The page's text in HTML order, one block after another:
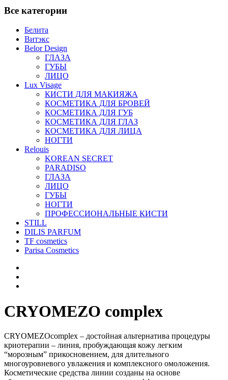
Все категории
Белита
Витэкс
Belor Design
ГЛАЗА
ГУБЫ
ЛИЦО
Lux Visage
КИСТИ ДЛЯ МАКИЯЖА
КОСМЕТИКА ДЛЯ БРОВЕЙ
КОСМЕТИКА ДЛЯ ГУБ
КОСМЕТИКА ДЛЯ ГЛАЗ
КОСМЕТИКА ДЛЯ ЛИЦА
НОГТИ
Relouis
KOREAN SECRET
PARADISO
ГЛАЗА
ЛИЦО
ГУБЫ
НОГТИ
ПРОФЕССИОНАЛЬНЫЕ КИСТИ
STILL
DILIS PARFUM
TF cosmetics
Parisa Cosmetics
CRYOMEZO complex
CRYOMEZOcomplex – достойная альтернатива процедуры
криотерапии – линия, пробуждающая кожу легким
“морозным” прикосновением, для длительного
многоуровневого увлажения и комплексного омоложения.
Косметические средства линии созданы на основе